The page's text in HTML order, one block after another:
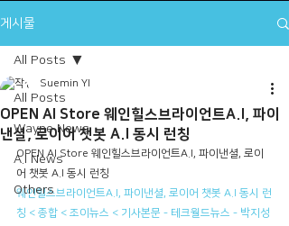
게시물
All Posts
Wayne News
A.I News
Others
All Posts
OPEN AI Store 웨인힐스브라이언트A.I, 파이
낸셜, 로이어 챗봇 A.I 동시 런칭
Suemin YI
OPEN AI Store 웨인힐스브라이언트A.I, 파이낸셜, 로이
어 챗봇 A.I 동시 런칭
웨인힐스브라이언트A.I, 파이낸셜, 로이어 챗봇 A.I 동시 런
칭 < 종합 < 조이뉴스 < 기사본문 - 테크월드뉴스 - 박지성